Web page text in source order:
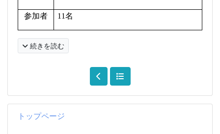
トップページ
参加者 11名
続きを読む